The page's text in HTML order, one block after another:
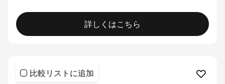
詳しくはこちら
比較リストに追加